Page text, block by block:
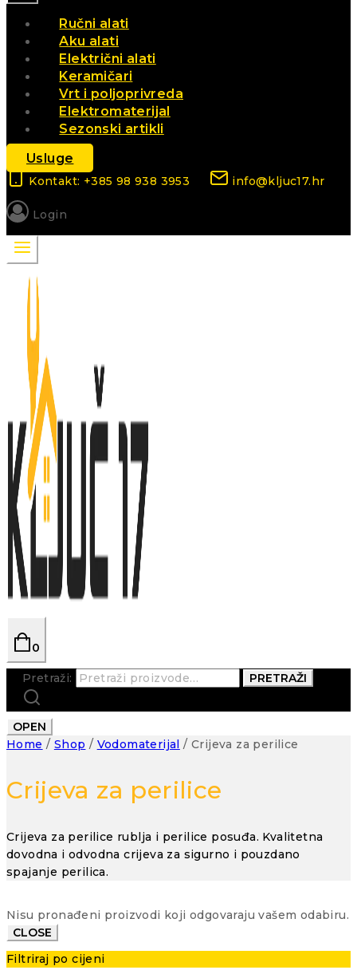
Ručni alati
Aku alati
Električni alati
Keramičari
Vrt i poljoprivreda
Elektromaterijal
Sezonski artikli
Usluge
Kontakt: +385 98 938 3953 info@kljuc17.hr
Login
0
Pretraži: PRETRAŽI
OPEN
Home / Shop / Vodomaterijal / Crijeva za perilice
Crijeva za perilice
Crijeva za perilice rublja i perilice posuđa. Kvalitetna
dovodna i odvodna crijeva za sigurno i pouzdano
spajanje perilica.
Nisu pronađeni proizvodi koji odgovaraju vašem odabiru.
CLOSE
Filtriraj po cijeni